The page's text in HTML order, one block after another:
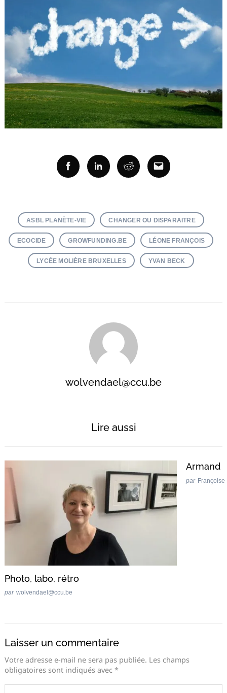
FacebookLinkedinRedditEmail
ASBL PLANÈTE-VIE CHANGER OU DISPARAITRE
ECOCIDE GROWFUNDING.BE LÉONE FRANÇOIS
LYCÉE MOLIÈRE BRUXELLES YVAN BECK
wolvendael@ccu.be
Lire aussi
Photo, labo, rétro
par wolvendael@ccu.be
Armand
par Françoise
Laisser un commentaire
Votre adresse e-mail ne sera pas publiée. Les champs
obligatoires sont indiqués avec *